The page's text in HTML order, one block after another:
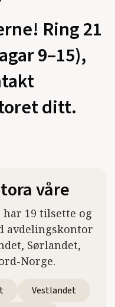
Ring 21
9–15),
ditt.
våre
19 tilsette og
avdelingskontor
Sørlandet,
Norge.
Vestlandet